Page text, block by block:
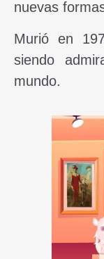
nuevas
Murió en
siendo
mundo.